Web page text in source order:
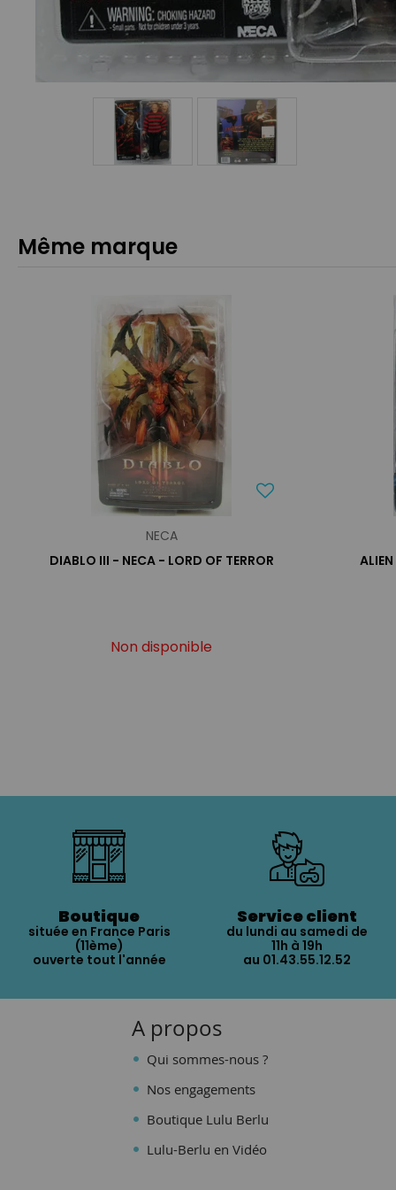
Même marque
NECA
DIABLO III - NECA - LORD OF TERROR
Non disponible
Boutique
située en France Paris
(11ème)
ouverte tout l'année
Service client
du lundi au samedi de
11h à 19h
au 01.43.55.12.52
A propos
Qui sommes-nous ?
Nos engagements
Boutique Lulu Berlu
Lulu-Berlu en Vidéo